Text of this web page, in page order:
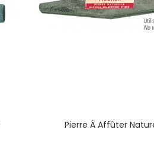
Pierre À Affûter